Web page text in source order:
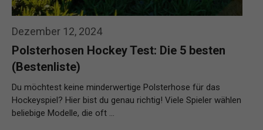
Dezember 12, 2024
Polsterhosen Hockey Test: Die 5 besten
(Bestenliste)
Du möchtest keine minderwertige Polsterhose für das
Hockeyspiel? Hier bist du genau richtig! Viele Spieler wählen
beliebige Modelle, die oft …